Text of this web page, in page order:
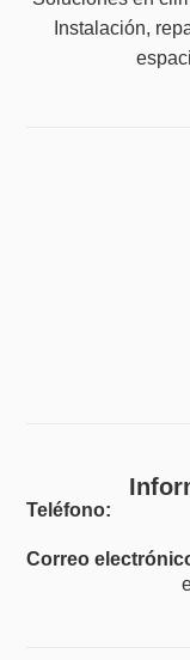
Instalación,
Teléfono:
Correo